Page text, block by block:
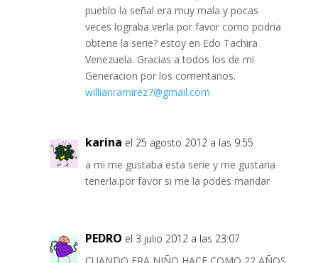
pueblo la señal era muy mala y pocas
veces lograba verla por favor como podria
obtene la serie? estoy en Edo Tachira
Venezuela. Gracias a todos los de mi
Generacion por los comentarios.
willianramirez7@gmail.com
karina el 25 agosto 2012 a las 9:55
a mi me gustaba esta serie y me gustaria
tenerla.por favor si me la podes mandar
PEDRO el 3 julio 2012 a las 23:07